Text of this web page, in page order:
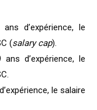
d’expérience, le
(salary cap).
d’expérience, le
le salaire